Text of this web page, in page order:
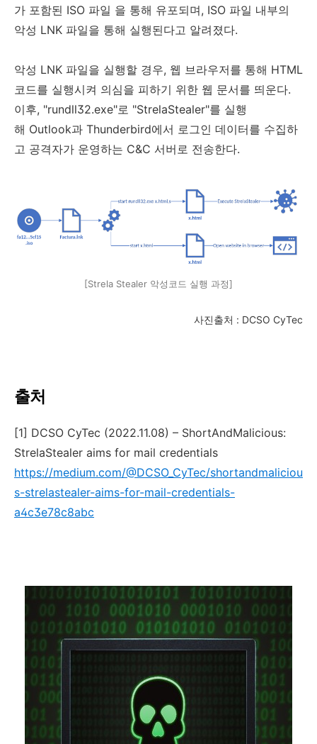
가 포함된 ISO 파일 을 통해 유포되며, ISO 파일 내부의
악성 LNK 파일을 통해 실행된다고 알려졌다.
악성 LNK 파일을 실행할 경우, 웹 브라우저를 통해 HTML
코드를 실행시켜 의심을 피하기 위한 웹 문서를 띄운다.
이후, "rundll32.exe"로 "StrelaStealer"를 실행
해 Outlook과 Thunderbird에서 로그인 데이터를 수집하
고 공격자가 운영하는 C&C 서버로 전송한다.
[Strela Stealer 악성코드 실행 과정]
사진출처 : DCSO CyTec
출처
[1] DCSO CyTec (2022.11.08) – ShortAndMalicious:
StrelaStealer aims for mail credentials
https://medium.com/@DCSO_CyTec/shortandmaliciou
s-strelastealer-aims-for-mail-credentials-
a4c3e78c8abc